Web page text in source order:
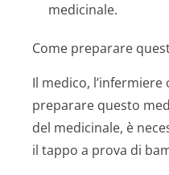
medicinale.
Come preparare
Il medico,
preparare questo
del medicinale, è
il tappo a prova di